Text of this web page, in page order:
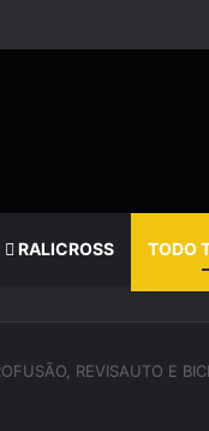
RALICROSS TODO
REVISAUTO E